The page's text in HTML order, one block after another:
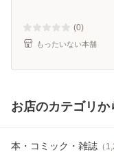
(0)
もったいない本舗
お店のカテゴリ
本・コミック・雑誌 （